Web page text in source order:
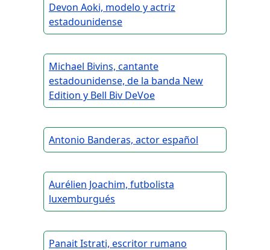
Devon Aoki, modelo y actriz
estadounidense
Michael Bivins, cantante
estadounidense, de la banda New
Edition y Bell Biv DeVoe
Antonio Banderas, actor español
Aurélien Joachim, futbolista
luxemburgués
Panait Istrati, escritor rumano